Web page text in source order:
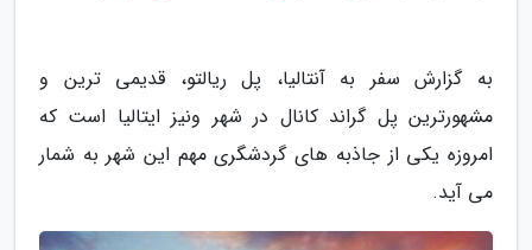
به گزارش سفر به آنتالیا، پل ریالتو، قدیمی ترین و
مشهورترین پل گراند کانال در شهر ونیز ایتالیا است که
امروزه یکی از جاذبه های گردشگری مهم این شهر به شمار
می آید.